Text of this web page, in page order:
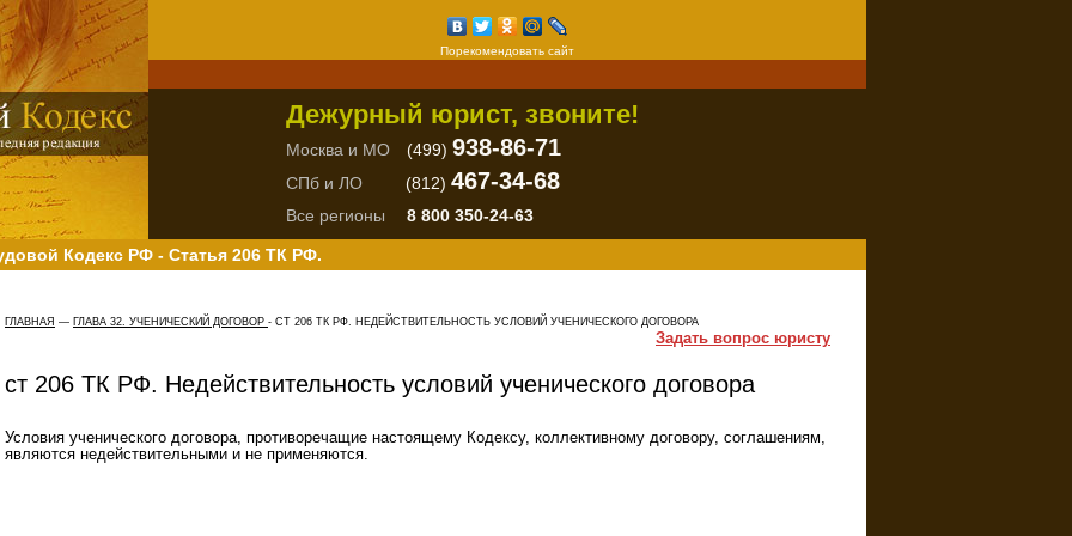
Порекомендовать сайт
Дежурный юрист, звоните!
Москва и МО (499) 938-86-71
СПб и ЛО (812) 467-34-68
Все регионы 8 800 350-24-63
Кодекс РФ - Статья 206 ТК РФ.
ГЛАВНАЯ — ГЛАВА 32. УЧЕНИЧЕСКИЙ ДОГОВОР - СТ 206 ТК РФ. НЕДЕЙСТВИТЕЛЬНОСТЬ УСЛОВИЙ УЧЕНИЧЕСКОГО ДОГОВОРА
Задать вопрос юристу
ст 206 ТК РФ. Недействительность условий ученического договора
Условия ученического договора, противоречащие настоящему Кодексу, коллективному договору, соглашениям,
являются недействительными и не применяются.